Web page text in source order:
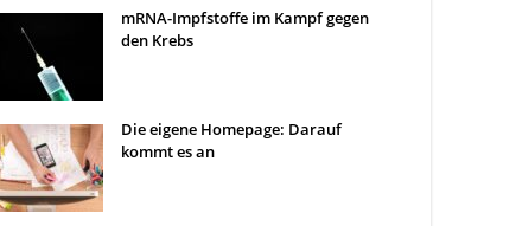
mRNA-Impfstoffe im Kampf gegen
den Krebs
Die eigene Homepage: Darauf
kommt es an